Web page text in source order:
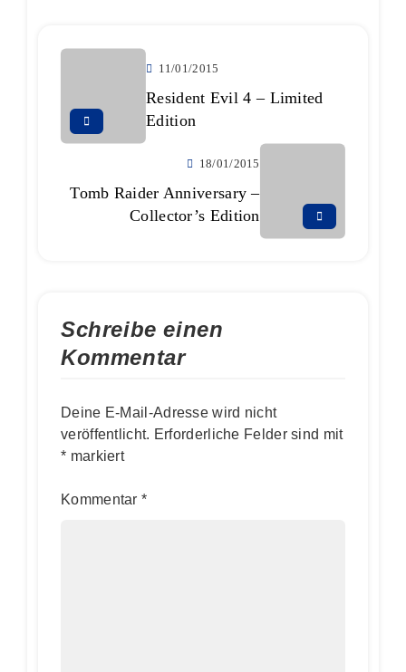
11/01/2015
Resident Evil 4 – Limited
Edition
18/01/2015
Tomb Raider Anniversary –
Collector’s Edition
Schreibe einen
Kommentar
Deine E-Mail-Adresse wird nicht
veröffentlicht. Erforderliche Felder sind mit
* markiert
Kommentar*